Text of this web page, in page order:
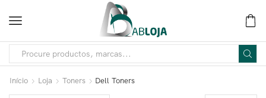
Início Loja Toners Dell Toners